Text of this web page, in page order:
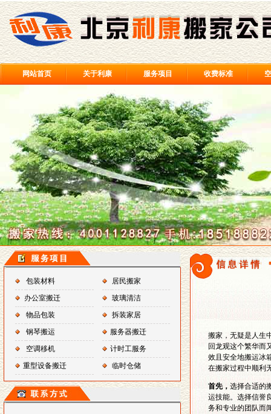
网站首页 关于利康 服务项目 收费标准
包装材料
居民搬家
办公室搬迁
玻璃清洁
物品包装
拆装家居
钢琴搬运
服务器搬迁
空调移机
计时工服务
重型设备搬迁
临时仓储
搬家，无疑是人生
回龙观这个繁华而
效且安全地搬运冰
在搬家过程中顺利
首先， 选择合适的
运技能。选择信誉
务和专业的团队而